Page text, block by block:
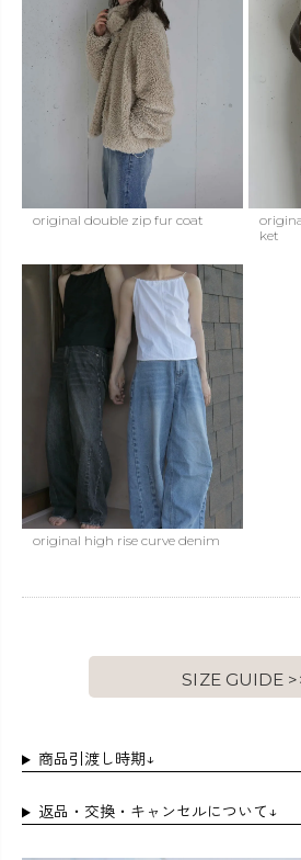
original double zip fur coat
ket
original high rise curve denim
SIZE GUIDE
商品引渡し時期↓
返品・交換・キャンセルについて↓